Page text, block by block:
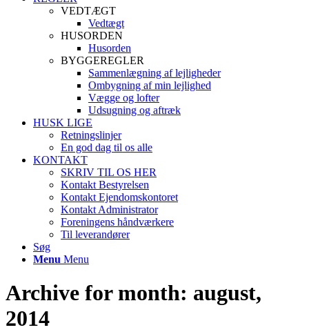
VEDTÆGT
Vedtægt
HUSORDEN
Husorden
BYGGEREGLER
Sammenlægning af lejligheder
Ombygning af min lejlighed
Vægge og lofter
Udsugning og aftræk
HUSK LIGE
Retningslinjer
En god dag til os alle
KONTAKT
SKRIV TIL OS HER
Kontakt Bestyrelsen
Kontakt Ejendomskontoret
Kontakt Administrator
Foreningens håndværkere
Til leverandører
Søg
Menu Menu
Archive for month: august,
2014